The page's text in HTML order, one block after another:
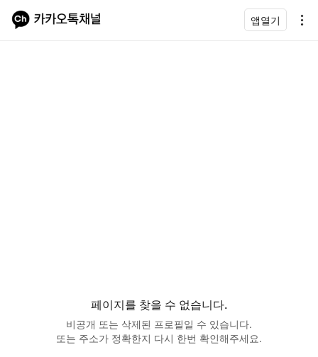
앱열기
페이지를 찾을 수 없습니다.
비공개 또는 삭제된 프로필일 수 있습니다.
또는 주소가 정확한지 다시 한번 확인해주세요.